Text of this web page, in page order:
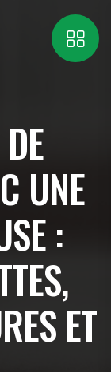
UNE
:
ET